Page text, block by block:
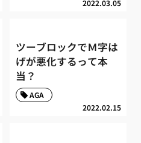
2022.03.05
ツーブロックでＭ字は
げが悪化するって本
当？
2022.02.15
AGA